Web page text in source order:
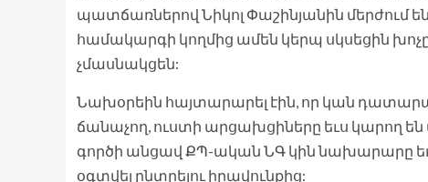
պատճառներով Նիկոլ Փաշինյանին մերժում
համակարգի կողմից ամեն կերպ սկսեցին
չմասնակցեն:
Նախօրեին հայտարարել էին, որ կան
ճանաչող, ուստի արցախցիները եւս կարող են
գործի անցավ ՔՊ-ական ՆԳ կին նախարարը
օգտվել ընտրելու իրավունքից: